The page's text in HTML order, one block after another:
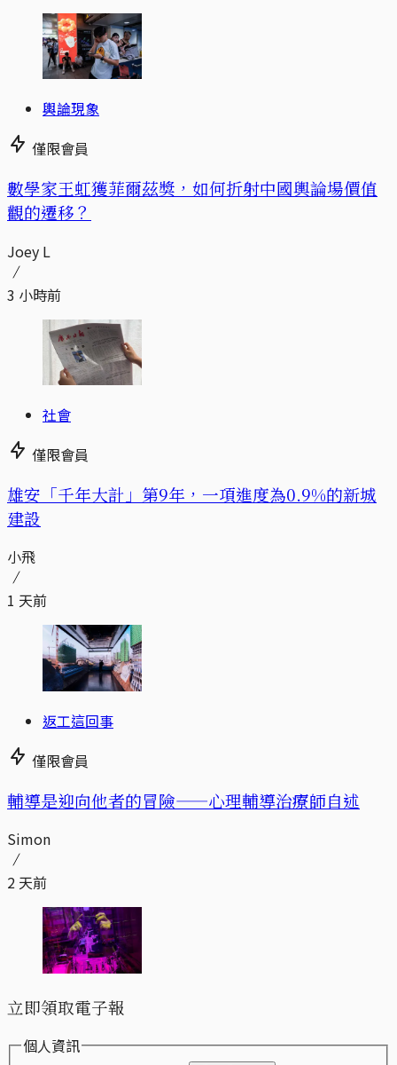
輿論現象
僅限會員
數學家王虹獲菲爾茲獎，如何折射中國輿論場價值
觀的遷移？
Joey L
3 小時前
社會
僅限會員
​​雄安「千年大計」第9年，一項進度為0.9%的新城
建設
小飛
1 天前
返工這回事
僅限會員
輔導是迎向他者的冒險——心理輔導治療師自述
Simon
2 天前
立即領取電子報
個人資訊